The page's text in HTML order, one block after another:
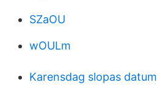
SZaOU
wOULm
Karensdag slopas datum